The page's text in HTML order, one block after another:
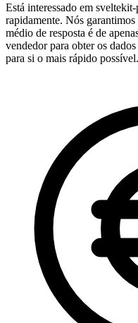
Está interessado em
rapidamente. Nós
médio de resposta é de
vendedor para obter os
para si o mais rápido possível.